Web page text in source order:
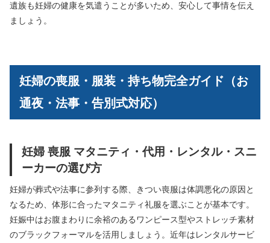
遺族も妊婦の健康を気遣うことが多いため、安心して事情を伝え
ましょう。
妊婦の喪服・服装・持ち物完全ガイド（お
通夜・法事・告別式対応）
妊婦 喪服 マタニティ・代用・レンタル・スニ
ーカーの選び方
妊婦が葬式や法事に参列する際、きつい喪服は体調悪化の原因と
なるため、体形に合ったマタニティ礼服を選ぶことが基本です。
妊娠中はお腹まわりに余裕のあるワンピース型やストレッチ素材
のブラックフォーマルを活用しましょう。近年はレンタルサービ